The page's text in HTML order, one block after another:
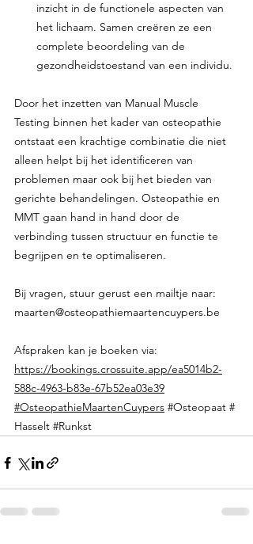
inzicht in de functionele aspecten van
het lichaam. Samen creëren ze een
complete beoordeling van de
gezondheidstoestand van een individu.
Door het inzetten van Manual Muscle
Testing binnen het kader van osteopathie
ontstaat een krachtige combinatie die niet
alleen helpt bij het identificeren van
problemen maar ook bij het bieden van
gerichte behandelingen. Osteopathie en
MMT gaan hand in hand door de
verbinding tussen structuur en functie te
begrijpen en te optimaliseren.
Bij vragen, stuur gerust een mailtje naar:
maarten@osteopathiemaartencuypers.be
Afspraken kan je boeken via:
https://bookings.crossuite.app/ea5014b2-
588c-4963-b83e-67b52ea03e39
#OsteopathieMaartenCuypers #Osteopaat #
Hasselt #Runkst